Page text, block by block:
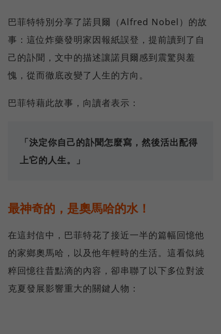
巴菲特特別分享了諾貝爾（Alfred Nobel）的故
事：這位炸藥發明家因報紙誤登，提前讀到了自
己的訃聞，文中的描述讓諾貝爾感到震驚與羞
愧，從而徹底改變了人生的方向。
巴菲特藉此故事，向讀者表示：
「決定你自己的訃聞怎麼寫，然後活出配得
上它的人生。」
最神奇的，是奧馬哈的水！
在這封信中，巴菲特花了接近一半的篇幅回憶他
的家鄉奧馬哈，以及他年輕時的生活。這看似純
粹回憶往昔點滴的內容，卻串聯了以下多位對波
克夏發展影響重大的關鍵人物：